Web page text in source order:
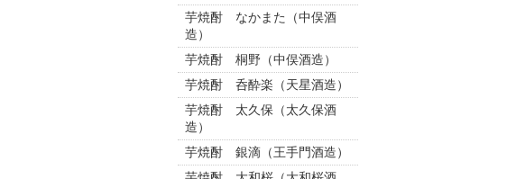
芋焼酎 なかまた（中俣酒
造）
芋焼酎 桐野（中俣酒造）
芋焼酎 呑酔楽（天星酒造）
芋焼酎 太久保（太久保酒
造）
芋焼酎 銀滴（王手門酒造）